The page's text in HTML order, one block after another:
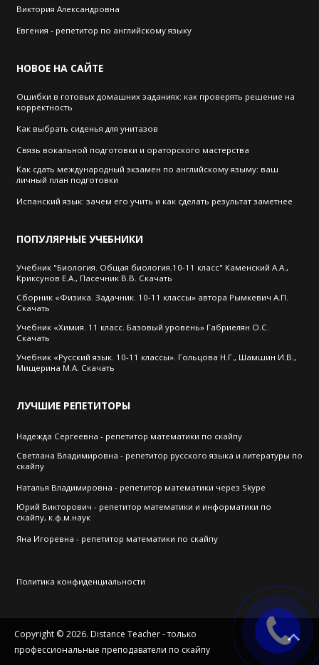
Виктория Александровна
Евгения - репетитор по английскому языку
НОВОЕ НА САЙТЕ
Ошибки в готовых домашних заданиях: как проверять решение на
корректность
Как выбрать cиденья для унитазов
Связь вокальной подготовки и ораторского мастерства
Как сдать международный экзамен по английскому языму: ваш
личный план подготовки
Испанский язык: зачем его учить и как сделать результат заметнее
ПОПУЛЯРНЫЕ УЧЕБНИКИ
Учебник "Биология. Общая биология.10-11 класс" Каменский А.А.,
Криксунов Е.А., Пасечник В.В. Скачать
Сборник «Физика. Задачник. 10-11 классы» автора Рымкевич А.П.
Скачать
Учебник «Химия. 11 класс. Базовый уровень» Габриелян О.С.
Скачать
Учебник «Русский язык. 10-11 классы». Гольцова Н.Г., Шамшин И.В.,
Мищерина М.А. Скачать
ЛУЧШИЕ РЕПЕТИТОРЫ
Надежда Сергеевна - репетитор математики по скайпу
Cветлана Владимировна - репетитор русского языка и литературы по
скайпу
Наталья Владимировна - репетитор математики через Skype
Юрий Викторович - репетитор математики и информатики по
скайпу, к.ф.м.наук
Яна Игоревна - репетитор математики по скайпу
Политика конфиденциальности
Copyright © 2026. Distance Teacher - только
профессиональные преподаватели по скайпу